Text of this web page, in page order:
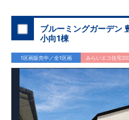
物件のおすすめポイント
耐震、制震に優れた【ダンパー】採
号棟、洗面室にはタオルや肌着類
お子さまの勉強や作業スペースとし
プ3.5帖】
雨の日でも安心できる【
一階への採光と開放感を演出する【
2号棟、食器や調理器具、日用品な
ー】を設置
ゆとりある洗面所にはお手入れしや
ブルーミングガーデン
小向1棟
1区画販売中／全1区画 みらいエコ住宅